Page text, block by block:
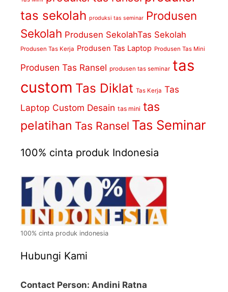
tas sekolah produksi tas seminar Produsen
Sekolah Produsen SekolahTas Sekolah
Produsen Tas Kerja Produsen Tas Laptop Produsen Tas Mini
Produsen Tas Ransel produsen tas seminar tas
custom Tas Diklat Tas Kerja Tas
Laptop Custom Desain tas mini tas
pelatihan Tas Ransel Tas Seminar
100% cinta produk Indonesia
100% cinta produk indonesia
Hubungi Kami
Contact Person: Andini Ratna